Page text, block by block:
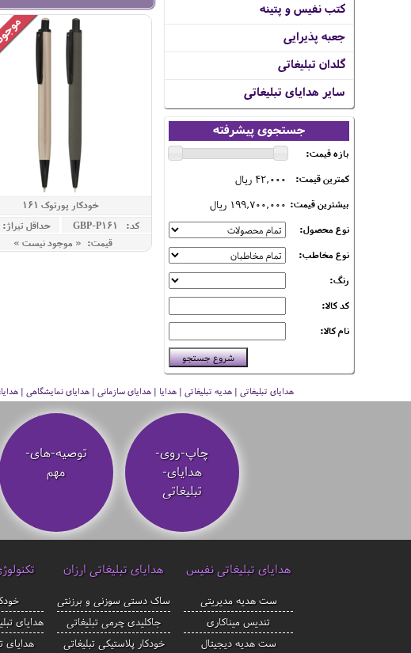
کتب نفیس و پتینه
جعبه پذیرایی
گلدان تبلیغاتی
سایر هدایای تبلیغاتی
جستجوی پیشرفته
بازه قیمت:
کمترین قیمت:
42,000 ریال
بیشترین قیمت: 199,700,000 ریال
نوع محصول:
نوع مخاطب:
رنگ:
کد کالا:
نام کالا:
خودکار پورتوک 161
کد: GBP-P161
حداقل تيراژ: 300
قیمت: « موجود نیست »
هدایای تبلیغاتی | هدیه تبلیغاتی | هدایا | هدایای سازمانی | هدایای نمایشگاهی
چاپ-روی-
هدایای-
تبلیغاتی
توصیه‌-های-
مهم
هدایای تبلیغاتی نفیس
ست هدیه مدیریتی
تندیس میناکاری
ست هدیه دیجیتال
هدایای تبلیغاتی ارزان
ساک دستی سوزنی و برزنتی
جاکلیدی چرمی تبلیغاتی
خودکار پلاستیکی تبلیغاتی
هدایای
هدایای